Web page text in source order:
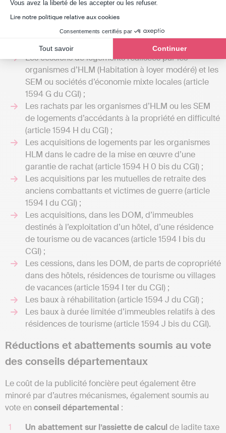
Vous avez la liberté de les accepter ou les refuser.
Lire notre politique relative aux cookies
Consentements certifiés par
Tout savoir Continuer
départementaux
conseil départemental
opérations peuvent être exonérées de publicité foncière :
Les cessions de logements réalisées par les
organismes d’HLM (Habitation à loyer modéré) et les
SEM ou sociétés d’économie mixte locales (article
1594 G du CGI) ;
Les rachats par les organismes d’HLM ou les SEM
de logements d’accédants à la propriété en difficulté
(article 1594 H du CGI) ;
Les acquisitions de logements par les organismes
HLM dans le cadre de la mise en œuvre d’une
garantie de rachat (article 1594 H 0 bis du CGI) ;
Les acquisitions par les mutuelles de retraite des
anciens combattants et victimes de guerre (article
1594 I du CGI) ;
Les acquisitions, dans les DOM, d’immeubles
destinés à l’exploitation d’un hôtel, d’une résidence
de tourisme ou de vacances (article 1594 I bis du
CGI) ;
Les cessions, dans les DOM, de parts de copropriété
dans des hôtels, résidences de tourisme ou villages
de vacances (article 1594 I ter du CGI) ;
Les baux à réhabilitation (article 1594 J du CGI) ;
Les baux à durée limitée d’immeubles relatifs à des
résidences de tourisme (article 1594 J bis du CGI).
Réductions et abattements soumis au vote
des conseils départementaux
Le coût de la publicité foncière peut également être
minoré par d’autres mécanismes, également soumis au
vote en conseil départemental :
Un abattement sur l’assiette de calcul de ladite taxe